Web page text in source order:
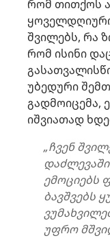
რომ თითქოს
შვილებს, რა
რომ ისინი
უბედური
გადმოიცემა,
იშვიათად
„ჩვენ
ემოციებს
ბავშვებს
უფრო